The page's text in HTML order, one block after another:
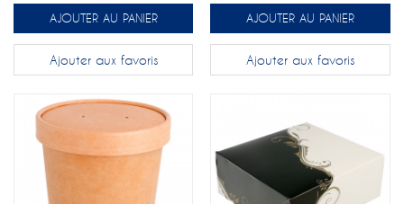
AJOUTER AU PANIER
Ajouter aux favoris
AJOUTER AU PANIER
Ajouter aux favoris